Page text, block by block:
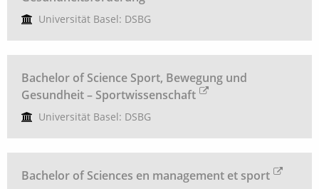
Universität Basel: DSBG
Bachelor of Science Sport, Bewegung und
Gesundheit – Sportwissenschaft
Universität Basel: DSBG
Bachelor of Sciences en management et sport